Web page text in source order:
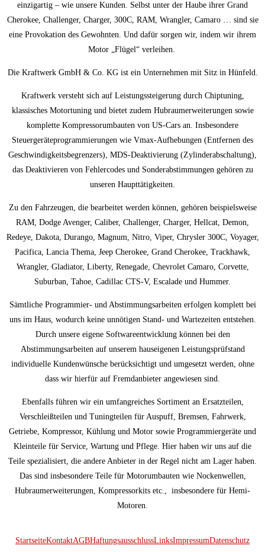
einzigartig – wie unsere Kunden. Selbst unter der Haube ihrer Grand
Cherokee, Challenger, Charger, 300C, RAM, Wrangler, Camaro … sind sie
eine Provokation des Gewohnten. Und dafür sorgen wir, indem wir ihrem
Motor „Flügel“ verleihen.
Die Kraftwerk GmbH & Co. KG ist ein Unternehmen mit Sitz in Hünfeld.
Kraftwerk versteht sich auf Leistungssteigerung durch Chiptuning,
klassisches Motortuning und bietet zudem Hubraumerweiterungen sowie
komplette Kompressorumbauten von US-Cars an. Insbesondere
Steuergeräteprogrammierungen wie Vmax-Aufhebungen (Entfernen des
Geschwindigkeitsbegrenzers), MDS-Deaktivierung (Zylinderabschaltung),
das Deaktivieren von Fehlercodes und Sonderabstimmungen gehören zu
unseren Haupttätigkeiten.
Zu den Fahrzeugen, die bearbeitet werden können, gehören beispielsweise
RAM, Dodge Avenger, Caliber, Challenger, Charger, Hellcat, Demon,
Redeye, Dakota, Durango, Magnum, Nitro, Viper, Chrysler 300C, Voyager,
Pacifica, Lancia Thema, Jeep Cherokee, Grand Cherokee, Trackhawk,
Wrangler, Gladiator, Liberty, Renegade, Chevrolet Camaro, Corvette,
Suburban, Tahoe, Cadillac CTS-V, Escalade und Hummer.
Sämtliche Programmier- und Abstimmungsarbeiten erfolgen komplett bei
uns im Haus, wodurch keine unnötigen Stand- und Wartezeiten entstehen.
Durch unsere eigene Softwareentwicklung können bei den
Abstimmungsarbeiten auf unserem hauseigenen Leistungsprüfstand
individuelle Kundenwünsche berücksichtigt und umgesetzt werden, ohne
dass wir hierfür auf Fremdanbieter angewiesen sind.
Ebenfalls führen wir ein umfangreiches Sortiment an Ersatzteilen,
Verschleißteilen und Tuningteilen für Auspuff, Bremsen, Fahrwerk,
Getriebe, Kompressor, Kühlung und Motor sowie Programmiergeräte und
Kleinteile für Service, Wartung und Pflege. Hier haben wir uns auf die
Teile spezialisiert, die andere Anbieter in der Regel nicht am Lager haben.
Das sind insbesondere Teile für Motorumbauten wie Nockenwellen,
Hubraumerweiterungen, Kompressorkits etc., insbesondere für Hemi-
Motoren.
StartseiteKontaktAGBHaftungsausschlussLinksImpressumDatenschutz